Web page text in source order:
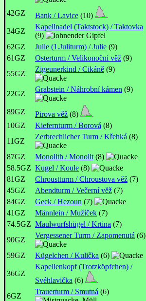
42GZ Bank / Lavice (10)
34GZ
Kapellnadel (Taktstock) / Taktovka
(9)
62GZ Julie (1.Juliturm) / Julie (9)
61GZ
Osterturm / Velikonoční věž (9)
55GZ
Zigeunerkind / Cikáně (9)
22GZ
Grabstein / Náhrobní kámen (9)
89GZ Pirova věž (8)
10GZ Kiefernturm / Borová (8)
11GZ
Zerbrechlicher Turm / Křehká (8)
87GZ Monolith / Monolit (8)
58.5GZ Kugel / Koule (8)
81GZ Chroustturm / Chroustova věž (7)
45GZ Abendturm / Večerní věž (7)
84GZ
Geck / Hezoun (7)
41GZ Männlein / Mužíček (7)
74.5GZ Maulwurfshügel / Krtina (7)
90GZ
Vergessener Turm / Zapomenutá (6)
59GZ Kügelchen / Kulička (6)
36GZ
Kapellenkopf (Trotzköpfchen) /
Svéhlavička (6)
6GZ
Trauerturm / Smutná (6)